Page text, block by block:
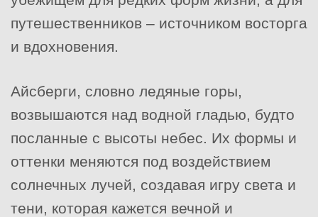
путешественников – источником восторга
и вдохновения.
Айсберги, словно ледяные горы,
возвышаются над водной гладью, будто
посланные с высоты небес. Их формы и
оттенки меняются под воздействием
солнечных лучей, создавая игру света и
тени, которая кажется вечной и